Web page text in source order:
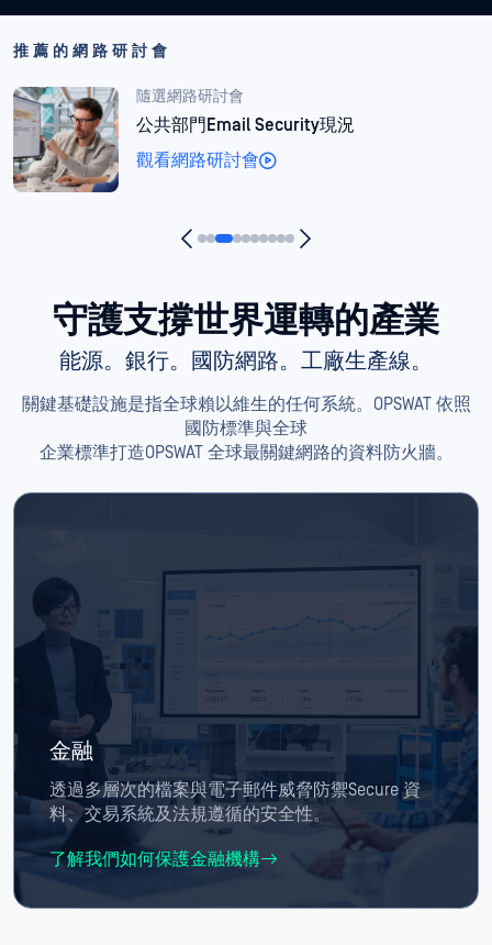
推薦的網路研討會
隨選網路研討會
金融領域中的自主式人工智慧： 當檔案成
為威脅時
守護支撐世界運轉的產業
能源。銀行。國防網路。工廠生產線。
關鍵基礎設施是指全球賴以維生的任何系統。OPSWAT 依照
國防標準與全球
企業標準打造OPSWAT 全球最關鍵網路的資料防火牆。
金融
透過多層次的檔案與電子郵件威脅防禦Secure 資
料、交易系統及法規遵循的安全性。
了解我們如何保護金融機構